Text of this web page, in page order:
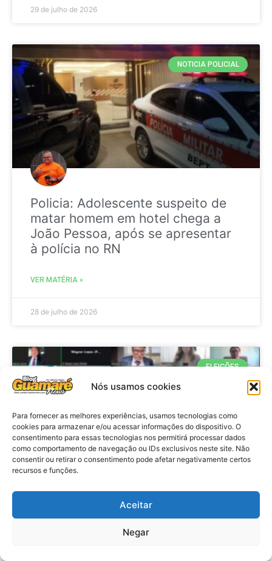
Nós usamos cookies
Para fornecer as melhores experiências, usamos tecnologias como
cookies para armazenar e/ou acessar informações do dispositivo. O
consentimento para essas tecnologias nos permitirá processar dados
como comportamento de navegação ou IDs exclusivos neste site. Não
consentir ou retirar o consentimento pode afetar negativamente certos
recursos e funções.
Aceitar
Negar
29 de julho de 2026
NOTICIA POLICIAL
Policia: Adolescente suspeito de
matar homem em hotel chega a
João Pessoa, após se apresentar
à polícia no RN
VER MATÉRIA »
28 de julho de 2026
ELEIÇÕES
Eleições 2026: procuradores e
promotores eleitorais realizam
reunião de alinhamento no RN